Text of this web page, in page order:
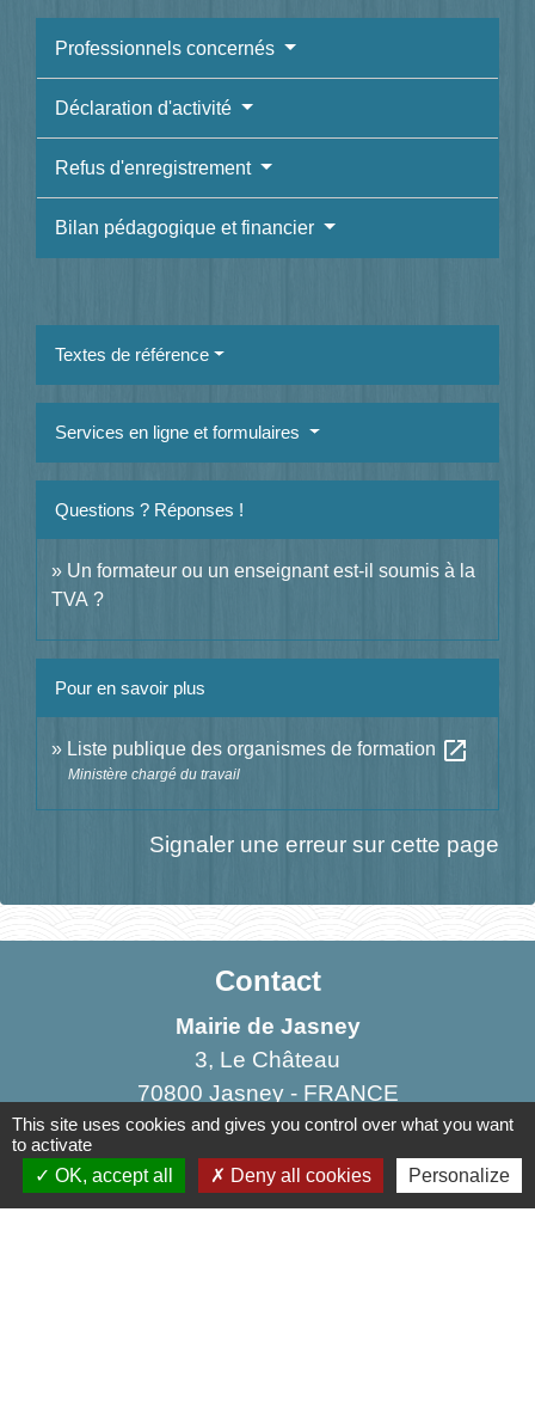
Professionnels concernés
Déclaration d'activité
Refus d'enregistrement
Bilan pédagogique et financier
Textes de référence
Services en ligne et formulaires
Questions ? Réponses !
Un formateur ou un enseignant est-il soumis à la
TVA ?
Pour en savoir plus
Liste publique des organismes de formation open_in_new
Ministère chargé du travail
Signaler une erreur sur cette page
Contact
Mairie de Jasney
3, Le Château
70800 Jasney - FRANCE
+33 3 84 49 81 16
Contact par formulaire
This site uses cookies and gives you control over what you want
to activate
OK, accept all
Deny all cookies Personalize